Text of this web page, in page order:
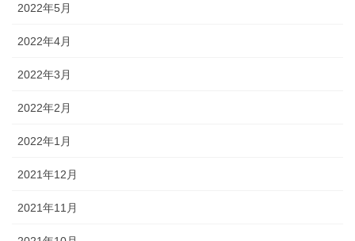
2022年5月
2022年4月
2022年3月
2022年2月
2022年1月
2021年12月
2021年11月